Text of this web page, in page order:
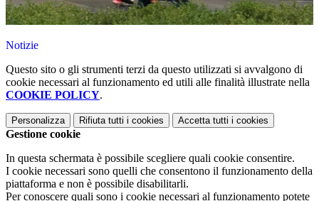
Notizie
Questo sito o gli strumenti terzi da questo utilizzati si avvalgono di
cookie necessari al funzionamento ed utili alle finalità illustrate nella
COOKIE POLICY.
Personalizza Rifiuta tutti i cookies Accetta tutti i cookies
Gestione cookie
In questa schermata è possibile scegliere quali cookie consentire.
I cookie necessari sono quelli che consentono il funzionamento della
piattaforma e non è possibile disabilitarli.
Per conoscere quali sono i cookie necessari al funzionamento potete